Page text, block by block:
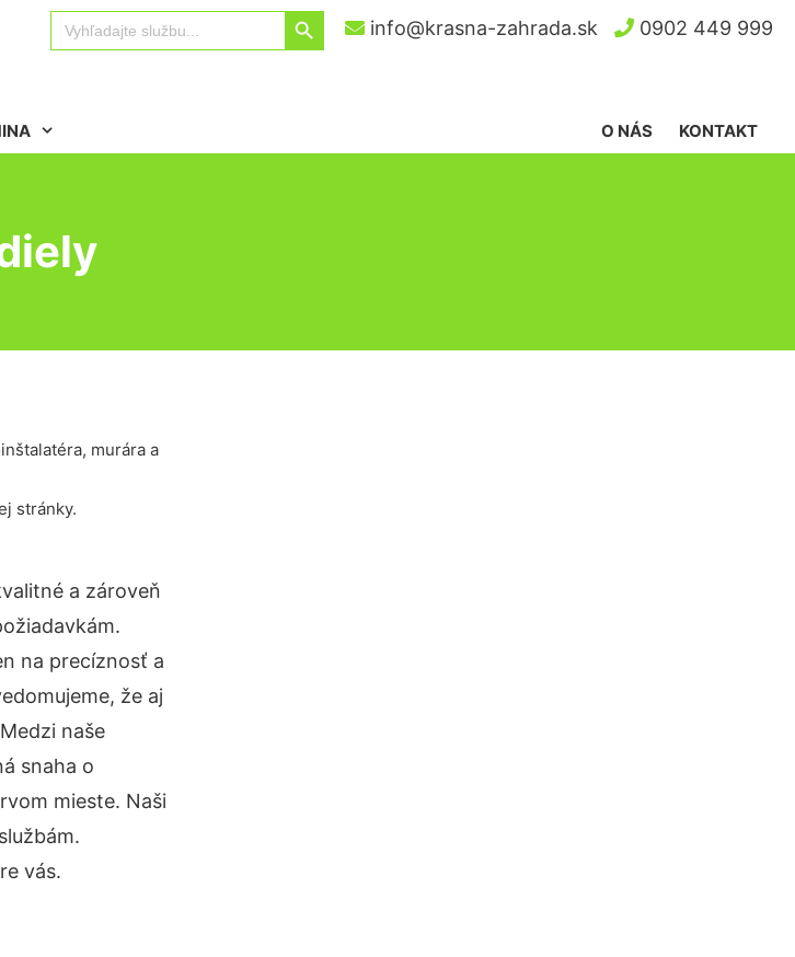
Search
for:
Search Button
info@krasna-zahrada.sk 0902 449 999
KONTAKT
O NÁS
murára a
stránky.
a zároveň
na precíznosť a
že aj
naše
snaha o
mieste. Naši
vás.